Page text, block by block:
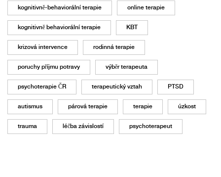
kognitivně-behaviorální terapie online terapie
kognitivně behaviorální terapie KBT
krizová intervence rodinná terapie
poruchy příjmu potravy výběr terapeuta
psychoterapie ČR terapeutický vztah PTSD
autismus párová terapie terapie úzkost
trauma léčba závislostí psychoterapeut